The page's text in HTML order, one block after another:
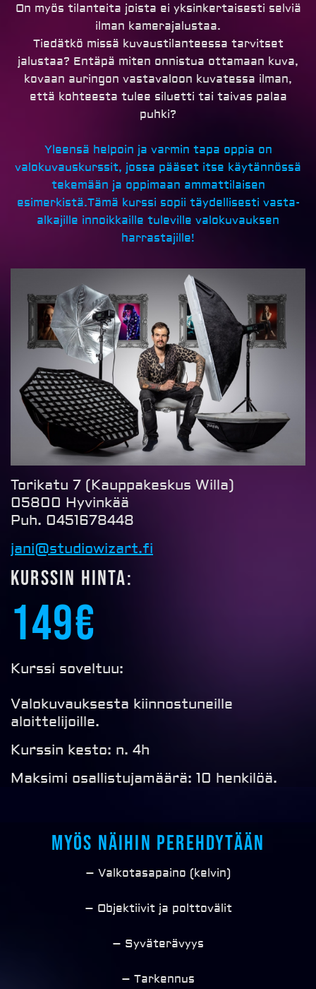
Torikatu 7 (Kauppakeskus Willa)
05800 Hyvinkää
Puh. 0451678448
jani@studiowizart.fi
Kurssin hinta:
149€
Kurssi soveltuu:
Valokuvauksesta kiinnostuneille
aloittelijoille.
Kurssin kesto: n. 4h
Maksimi osallistujamäärä: 10 henkilöä.
On myös tilanteita joista ei yksinkertaisesti selviä
ilman kamerajalustaa.
Tiedätkö missä kuvaustilanteessa tarvitset
jalustaa? Entäpä miten onnistua ottamaan kuva,
kovaan auringon vastavaloon kuvatessa ilman,
että kohteesta tulee siluetti tai taivas palaa
puhki?
Yleensä helpoin ja varmin tapa oppia on
valokuvauskurssit, jossa pääset itse käytännössä
tekemään ja oppimaan ammattilaisen
esimerkistä.Tämä kurssi sopii täydellisesti vasta-
alkajille innoikkaille tuleville valokuvauksen
harrastajille!
Myös näihin perehdytään
– Valkotasapaino (kelvin)
– Objektiivit ja polttovälit
– Syväterävyys
– Tarkennus